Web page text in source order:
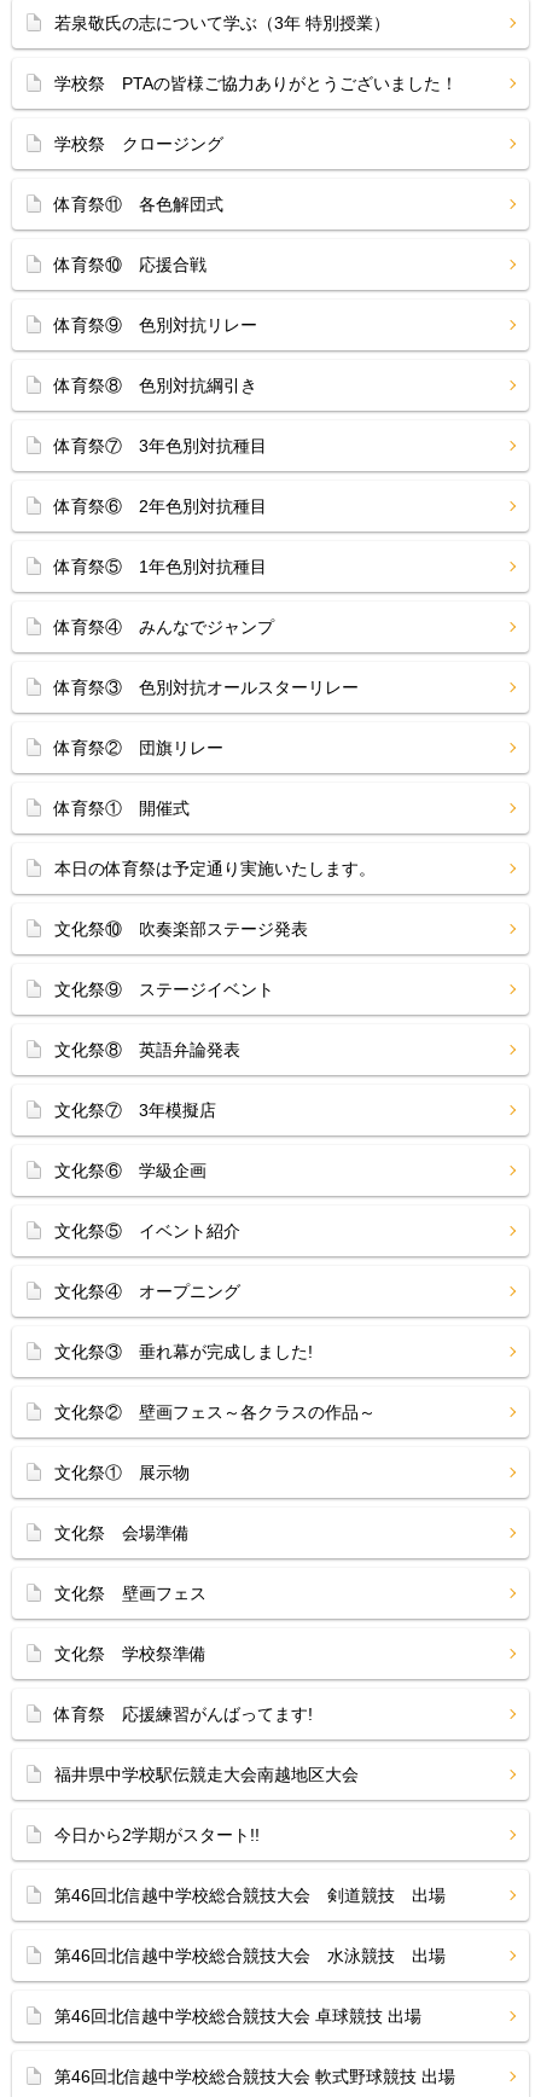
若泉敬氏の志について学ぶ（3年 特別授業）
学校祭 PTAの皆様ご協力ありがとうございました！
学校祭 クロージング
体育祭⑪ 各色解団式
体育祭⑩ 応援合戦
体育祭⑨ 色別対抗リレー
体育祭⑧ 色別対抗綱引き
体育祭⑦ 3年色別対抗種目
体育祭⑥ 2年色別対抗種目
体育祭⑤ 1年色別対抗種目
体育祭④ みんなでジャンプ
体育祭③ 色別対抗オールスターリレー
体育祭② 団旗リレー
体育祭① 開催式
本日の体育祭は予定通り実施いたします。
文化祭⑩ 吹奏楽部ステージ発表
文化祭⑨ ステージイベント
文化祭⑧ 英語弁論発表
文化祭⑦ 3年模擬店
文化祭⑥ 学級企画
文化祭⑤ イベント紹介
文化祭④ オープニング
文化祭③ 垂れ幕が完成しました!
文化祭② 壁画フェス～各クラスの作品～
文化祭① 展示物
文化祭 会場準備
文化祭 壁画フェス
文化祭 学校祭準備
体育祭 応援練習がんばってます!
福井県中学校駅伝競走大会南越地区大会
今日から2学期がスタート!!
第46回北信越中学校総合競技大会 剣道競技 出場
第46回北信越中学校総合競技大会 水泳競技 出場
第46回北信越中学校総合競技大会 卓球競技 出場
第46回北信越中学校総合競技大会 軟式野球競技 出場